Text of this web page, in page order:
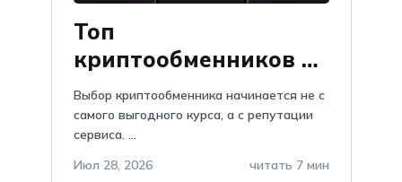
Топ
криптообменников по
отзывам на Obmify
Выбор криптообменника начинается не с
самого выгодного курса, а с репутации
сервиса. ...
Июл 28, 2026
читать 7 мин